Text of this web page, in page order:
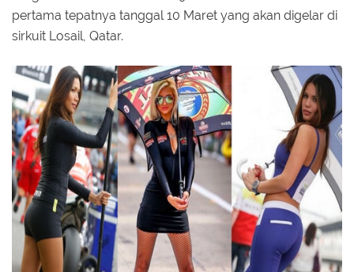
pertama tepatnya tanggal 10 Maret yang akan digelar di
sirkuit Losail, Qatar.